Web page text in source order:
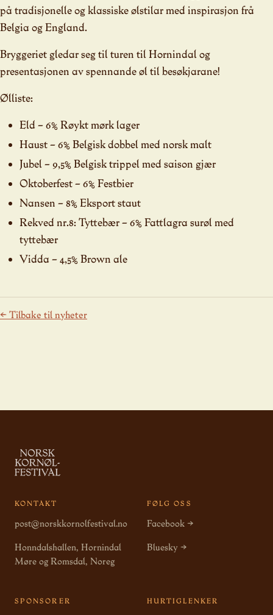
på tradisjonelle og klassiske ølstilar med inspirasjon frå
Belgia og England.
Bryggeriet gledar seg til turen til Hornindal og
presentasjonen av spennande øl til besøkjarane!
Ølliste:
Eld – 6% Røykt mørk lager
Haust – 6% Belgisk dobbel med norsk malt
Jubel – 9,5% Belgisk trippel med saison gjær
Oktoberfest – 6% Festbier
Nansen – 8% Eksport staut
Rekved nr.8: Tyttebær – 6% Fattlagra surøl med
tyttebær
Vidda – 4,5% Brown ale
← Tilbake til nyheter
KONTAKT
post@norskkornolfestival.no
Honndalshallen, Hornindal
Møre og Romsdal, Noreg
FØLG OSS
Facebook →
Bluesky →
SPONSORER HURTIGLENKER